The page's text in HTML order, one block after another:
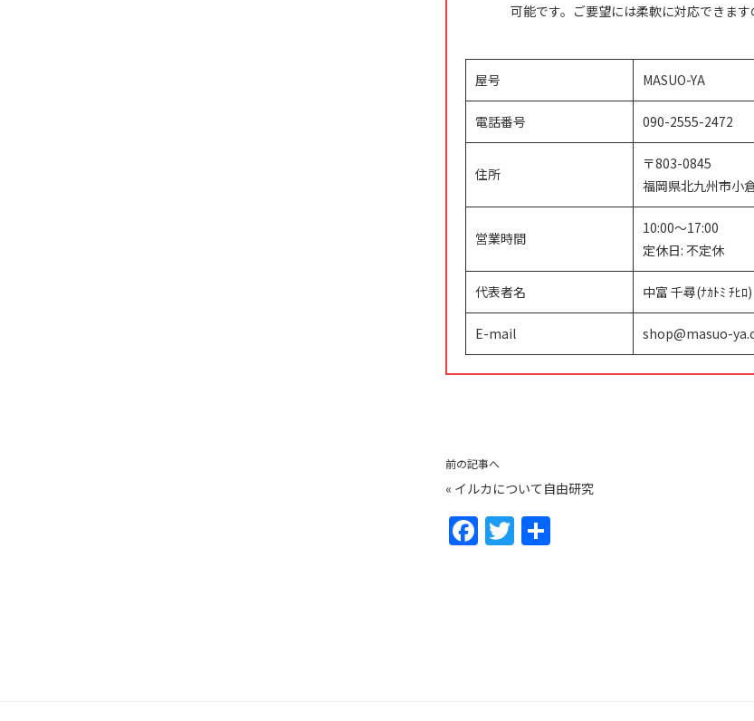
可能です。ご要望には柔軟に対応できま
屋号 MASUO-YA
電話番号 090-2555-2472
住所
〒803-0845
福岡県北九州市小
営業時間
10:00～17:00
定休日: 不定休
代表者名 中富 千尋(ﾅｶﾄﾐ ﾁﾋﾛ)
E-mail shop@masuo-
前の記事へ
« イルカについて自由研究
F T